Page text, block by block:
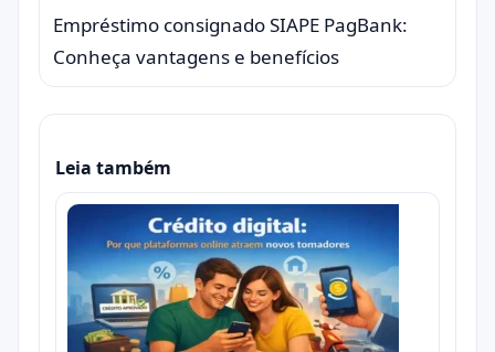
Empréstimo consignado SIAPE PagBank:
Conheça vantagens e benefícios
Leia também